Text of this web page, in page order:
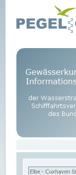
Elbe - Cuxhaven